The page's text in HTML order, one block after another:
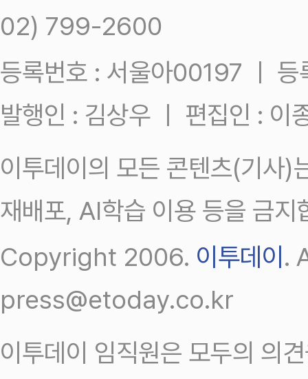
02) 799-2600
등록번호 : 서울아00197 ㅣ
발행인 : 김상우 ㅣ 편집인 : 이
이투데이의 모든 콘텐츠(기사)
재배포, AI학습 이용 등을 금지
Copyright 2006. 이투데이 .
press@etoday.co.kr
이투데이 임직원은 모두의 의